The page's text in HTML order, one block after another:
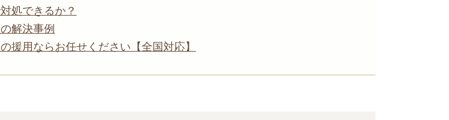
処できるか？
解決事例
援用ならお任せください【全国対応】